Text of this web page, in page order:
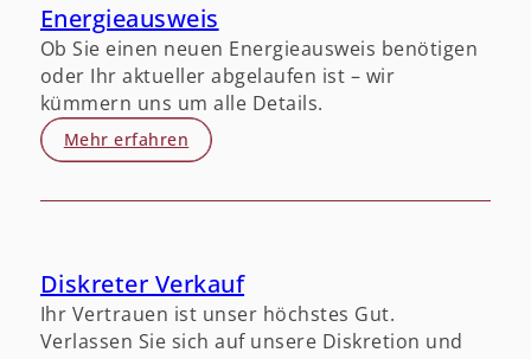
Energieausweis
Ob Sie einen neuen Energieausweis benötigen
oder Ihr aktueller abgelaufen ist – wir
kümmern uns um alle Details.
Mehr erfahren
Diskreter Verkauf
Ihr Vertrauen ist unser höchstes Gut.
Verlassen Sie sich auf unsere Diskretion und